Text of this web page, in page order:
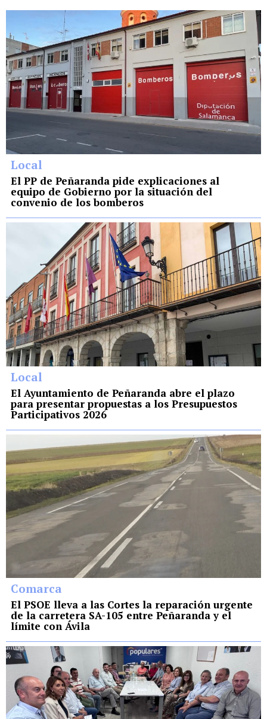
Local
El PP de Peñaranda pide explicaciones al
equipo de Gobierno por la situación del
convenio de los bomberos
Local
El Ayuntamiento de Peñaranda abre el plazo
para presentar propuestas a los Presupuestos
Participativos 2026
Comarca
El PSOE lleva a las Cortes la reparación urgente
de la carretera SA-105 entre Peñaranda y el
límite con Ávila